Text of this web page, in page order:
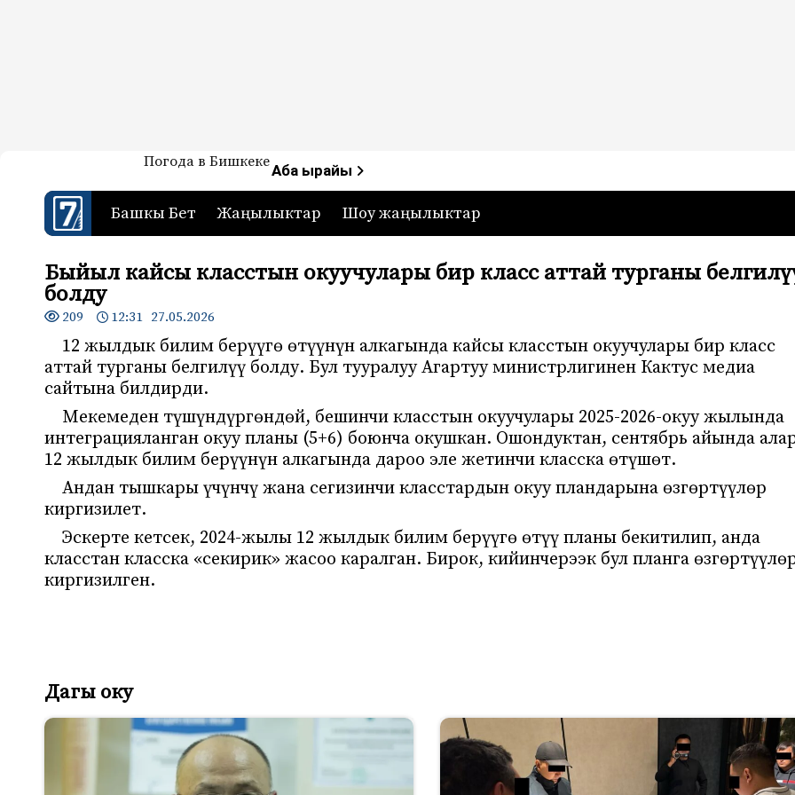
7-канал. Жаңылыктар — Кыргызстан
Жаңылыктар — Кыргызстан
Погода в БишкекеАба ырайы
Башкы Бет Жаңылыктар Шоу жаңылыктар
Быйыл кайсы класстын окуучулары бир класс аттай турганы
болду
209 12:31 27.05.2026
12 жылдык билим берүүгө өтүүнүн алкагында кайсы класстын окуучулары бир класс
аттай турганы белгилүү болду. Бул тууралуу Агартуу министрлигинен Кактус медиа
сайтына билдирди.
Мекемеден түшүндүргөндөй, бешинчи класстын окуучулары 2025-2026-окуу жылында
интеграцияланган окуу планы (5+6) боюнча окушкан. Ошондуктан, сентябрь айында
12 жылдык билим берүүнүн алкагында дароо эле жетинчи класска өтүшөт.
Андан тышкары үчүнчү жана сегизинчи класстардын окуу пландарына өзгөртүүлөр
киргизилет.
Эскерте кетсек, 2024-жылы 12 жылдык билим берүүгө өтүү планы бекитилип, анда
класстан класска «секирик» жасоо каралган. Бирок, кийинчерээк бул планга
киргизилген.
Дагы оку